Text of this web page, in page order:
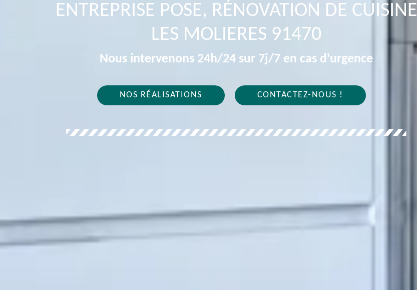
ENTREPRISE POSE, RÉNOVATION DE CUISINE
LES MOLIERES 91470
Nous intervenons 24h/24 sur 7j/7 en cas d'urgence
NOS RÉALISATIONS CONTACTEZ-NOUS !